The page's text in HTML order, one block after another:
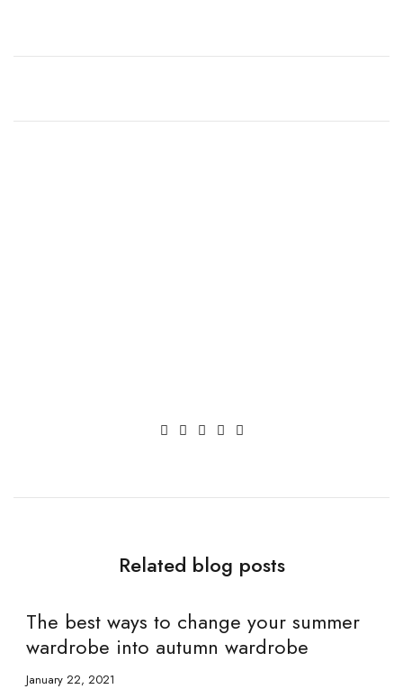
Related blog posts
The best ways to change your summer
wardrobe into autumn wardrobe
January 22, 2021